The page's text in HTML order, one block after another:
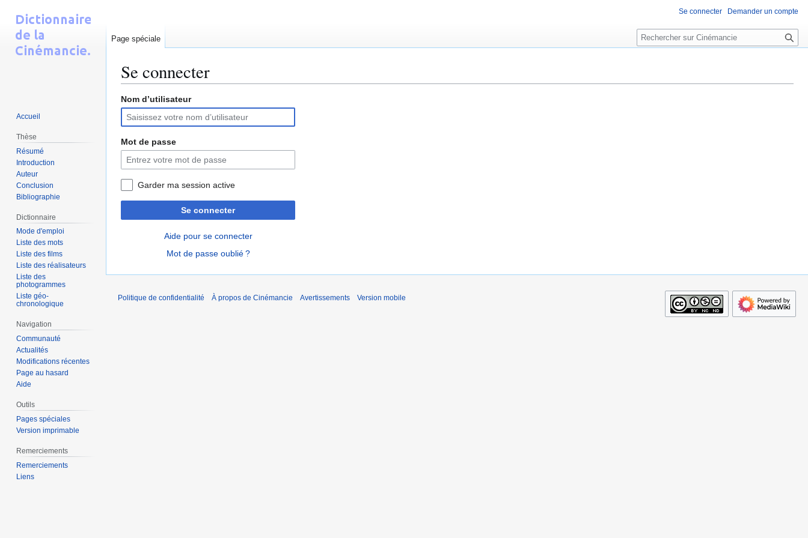
Se connecter
Aller
la
navigation
Aller
la
recherche
Nom d’utilisateur
Mot de passe
Garder ma session active
Se connecter
Aide pour se connecter
Mot de passe oublié ?
Se connecter Demander un compte
Page spéciale
R
e
e
Accueil
Thèse
Résumé
Introduction
Auteur
Conclusion
Bibliographie
Dictionnaire
Mode d'emploi
Liste des mots
Liste des films
Liste des réalisateurs
Liste des
photogrammes
Liste géo-
chronologique
Navigation
Communauté
Actualités
Modifications récentes
Page au hasard
Aide
Outils
Pages spéciales
Version imprimable
Remerciements
Remerciements
Liens
Politique de confidentialité À propos de Cinémancie Avertissements Version mobile